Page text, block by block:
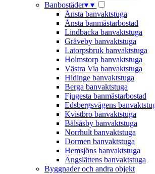
Banbostäder▾ ▾
Ånsta banvaktstuga
Ånsta banmästarbostad
Lindbacka banvaktstuga
Gräveby banvaktstuga
Latorpsbruk banvaktstuga
Holmstorp banvaktstuga
Västra Via banvaktstuga
Hidinge banvaktstuga
Berga banvaktstuga
Fjugesta banmästarbostad
Edsbergsvägens
Kvistbro banvaktstuga
Bälsåsby banvaktstuga
Norrhult banvaktstuga
Dormen banvaktstuga
Hemsjöns banvaktstuga
Ängslättens banvaktstuga
Byggnader och andra objekt